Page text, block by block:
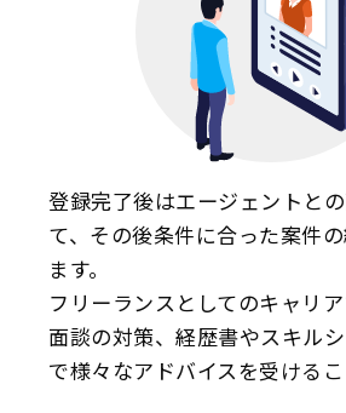
登録完了後はエージェントと
て、その後条件に合った案件
ます。
フリーランスとしてのキャリア
面談の対策、経歴書やスキル
で様々なアドバイスを受けるこ